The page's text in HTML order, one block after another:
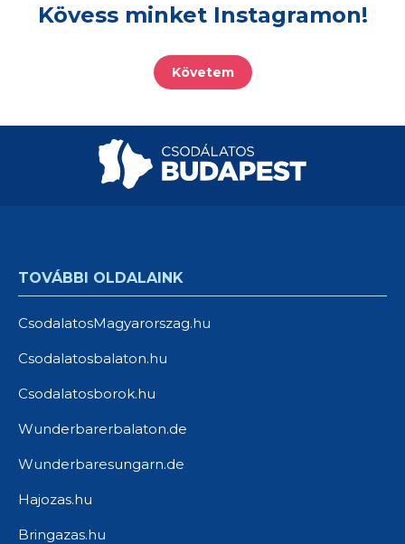
Kövess minket Instagramon!
Követem
TOVÁBBI OLDALAINK
CsodalatosMagyarorszag.hu
Csodalatosbalaton.hu
Csodalatosborok.hu
Wunderbarerbalaton.de
Wunderbaresungarn.de
Hajozas.hu
Bringazas.hu